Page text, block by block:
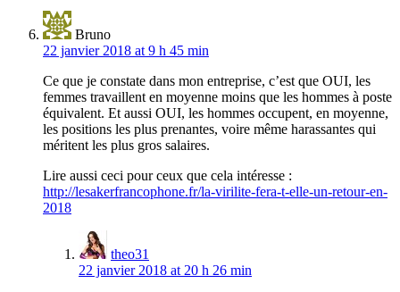
Bruno
22 janvier 2018 at 9 h 45 min
Ce que je constate dans mon entreprise, c’est que OUI, les
femmes travaillent en moyenne moins que les hommes à poste
équivalent. Et aussi OUI, les hommes occupent, en moyenne,
les positions les plus prenantes, voire même harassantes qui
méritent les plus gros salaires.
Lire aussi ceci pour ceux que cela intéresse :
http://lesakerfrancophone.fr/la-virilite-fera-t-elle-un-retour-en-
2018
theo31
22 janvier 2018 at 20 h 26 min